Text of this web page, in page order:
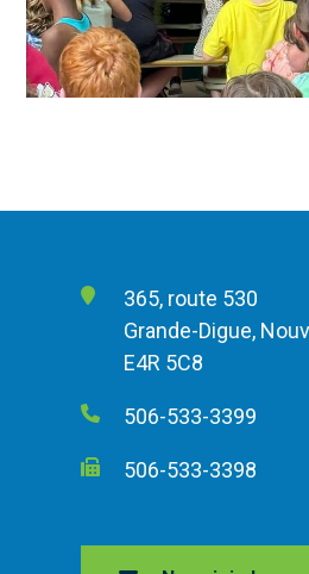
365, route 530
Grande-Digue,
E4R 5C8
506-533-3399
506-533-3398